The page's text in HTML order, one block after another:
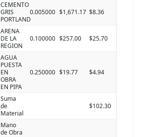
CEMENTO
GRIS
PORTLAND
0.005000 $1,671.17 $8.36
ARENA
DE LA
REGION
0.100000 $257.00 $25.70
AGUA
PUESTA
EN
OBRA
EN PIPA
0.250000 $19.77 $4.94
Suma
de
Material
$102.30
Mano
de Obra